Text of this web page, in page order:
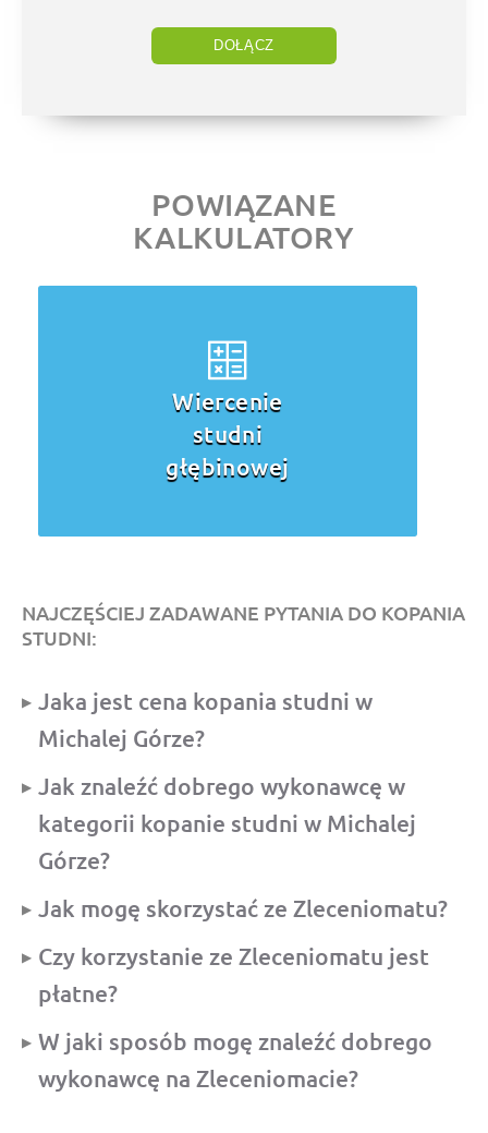
DOŁĄCZ
POWIĄZANE
KALKULATORY
Wiercenie
studni
głębinowej
NAJCZĘŚCIEJ ZADAWANE PYTANIA DO KOPANIA
STUDNI:
Jaka jest cena kopania studni w
Michalej Górze?
Jak znaleźć dobrego wykonawcę w
kategorii kopanie studni w Michalej
Górze?
Jak mogę skorzystać ze Zleceniomatu?
Czy korzystanie ze Zleceniomatu jest
płatne?
W jaki sposób mogę znaleźć dobrego
wykonawcę na Zleceniomacie?